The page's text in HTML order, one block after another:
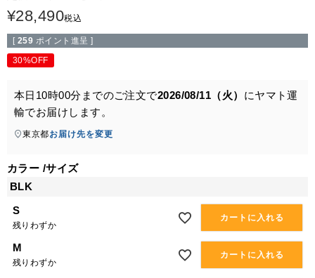
¥28,490税込
[ 259 ポイント進呈 ]
30%OFF
本日 10時00分 までのご注文で2026/08/11（火） にヤマト運
輸でお届けします。
東京都お届け先を変更
カラー サイズ
BLK
S
残りわずか
カートに入れる
M
残りわずか
カートに入れる